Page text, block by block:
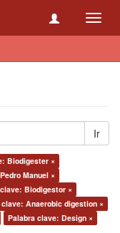
Ir
Biodigester ×
Manuel ×
Biodigestor ×
Anaerobic digestion ×
Palabra clave: Design ×